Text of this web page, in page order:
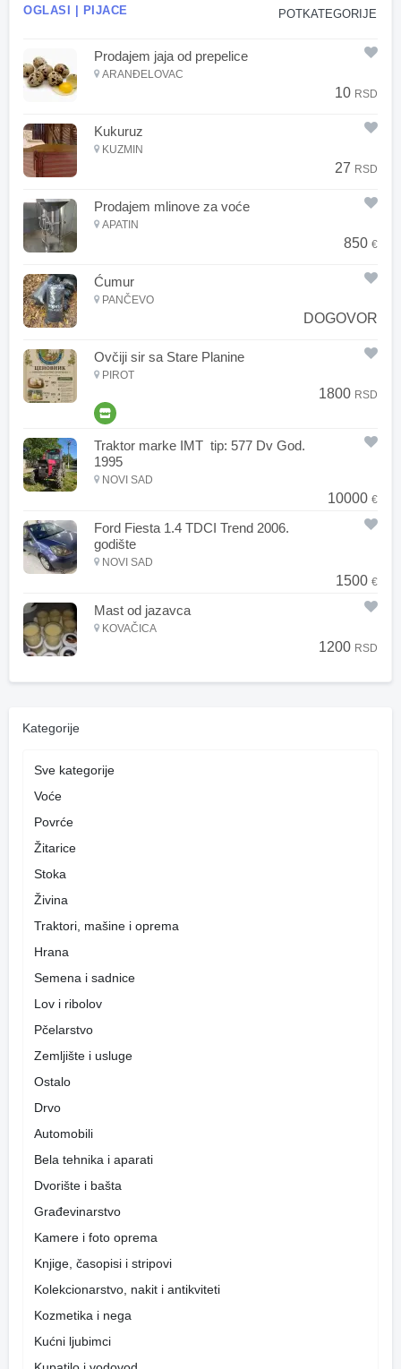
POTKATEGORIJE
OGLASI | PIJACE
Prodajem jaja od prepelice
ARANĐELOVAC
10 RSD
Kukuruz
KUZMIN
27 RSD
Prodajem mlinove za voće
APATIN
850 €
Ćumur
PANČEVO
DOGOVOR
Ovčiji sir sa Stare Planine
PIROT
1800 RSD
Traktor marke IMT tip: 577 Dv God.
1995
NOVI SAD
10000 €
Ford Fiesta 1.4 TDCI Trend 2006.
godište
NOVI SAD
1500 €
Mast od jazavca
KOVAČICA
1200 RSD
Kategorije
Sve kategorije
Voće
Povrće
Žitarice
Stoka
Živina
Traktori, mašine i oprema
Hrana
Semena i sadnice
Lov i ribolov
Pčelarstvo
Zemljište i usluge
Ostalo
Drvo
Automobili
Bela tehnika i aparati
Dvorište i bašta
Građevinarstvo
Kamere i foto oprema
Knjige, časopisi i stripovi
Kolekcionarstvo, nakit i antikviteti
Kozmetika i nega
Kućni ljubimci